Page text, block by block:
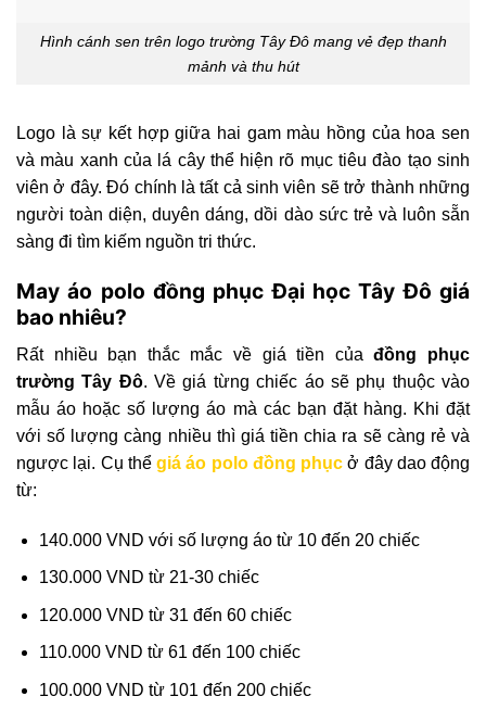
Hình cánh sen trên logo trường Tây Đô mang vẻ đẹp thanh
mảnh và thu hút
Logo là sự kết hợp giữa hai gam màu hồng của hoa sen
và màu xanh của lá cây thể hiện rõ mục tiêu đào tạo sinh
viên ở đây. Đó chính là tất cả sinh viên sẽ trở thành những
người toàn diện, duyên dáng, dồi dào sức trẻ và luôn sẵn
sàng đi tìm kiếm nguồn tri thức.
May áo polo đồng phục Đại học Tây Đô giá
bao nhiêu?
Rất nhiều bạn thắc mắc về giá tiền củađồng phục
trường Tây Đô. Về giá từng chiếc áo sẽ phụ thuộc vào
mẫu áo hoặc số lượng áo mà các bạn đặt hàng. Khi đặt
với số lượng càng nhiều thì giá tiền chia ra sẽ càng rẻ và
ngược lại. Cụ thể giá áo polo đồng phục ở đây dao động
từ:
140.000 VND với số lượng áo từ 10 đến 20 chiếc
130.000 VND từ 21-30 chiếc
120.000 VND từ 31 đến 60 chiếc
110.000 VND từ 61 đến 100 chiếc
100.000 VND từ 101 đến 200 chiếc